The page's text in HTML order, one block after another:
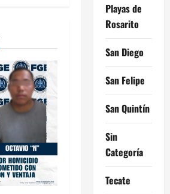
Playas de
Rosarito
San Diego
San Felipe
San Quintín
Sin
Categoría
Tecate